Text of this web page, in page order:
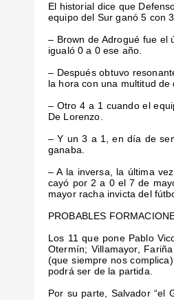
El historial dice que
equipo del Sur ganó 5 con
– Brown de Adrogué fue el
igualó 0 a 0 ese año.
– Después obtuvo
la hora con una multitud de
– Otro 4 a 1 cuando el
De Lorenzo.
– Y un 3 a 1, en día de
ganaba.
– A la inversa, la última
cayó por 2 a 0 el 7 de
mayor racha invicta del
PROBABLES
Los 11 que pone Pablo
Otermín; Villamayor,
(que siempre nos
podrá ser de la partida.
Por su parte, Salvador “el